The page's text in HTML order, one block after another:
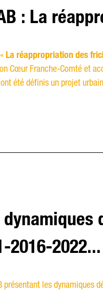
: La
La réappropriation des
Cœur Franche-Comté et
été définis un projet
2016-
les dynamiques